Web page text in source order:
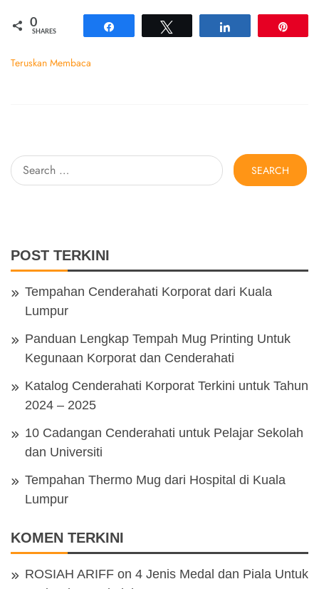
0
SHARES
Teruskan Membaca
Search
for:
POST TERKINI
Tempahan Cenderahati Korporat dari Kuala
Lumpur
Panduan Lengkap Tempah Mug Printing Untuk
Kegunaan Korporat dan Cenderahati
Katalog Cenderahati Korporat Terkini untuk Tahun
2024 – 2025
10 Cadangan Cenderahati untuk Pelajar Sekolah
dan Universiti
Tempahan Thermo Mug dari Hospital di Kuala
Lumpur
KOMEN TERKINI
ROSIAH ARIFF on 4 Jenis Medal dan Piala Untuk